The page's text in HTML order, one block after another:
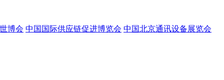
博会 中国国际供应链促进博览会 中国北京通讯设备展览会